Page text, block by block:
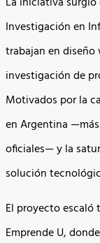
Investigación en
trabajan en
investigación de
Motivados por la
en Argentina
oficiales— y la
solución
El proyecto escaló
Emprende U,